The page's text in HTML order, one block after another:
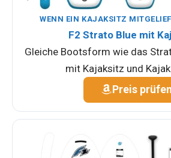
WENN EIN KAJAKSITZ
F2 Strato Blue mit
Gleiche Bootsform wie das
mit Kajaksitz und
Preis prüfen